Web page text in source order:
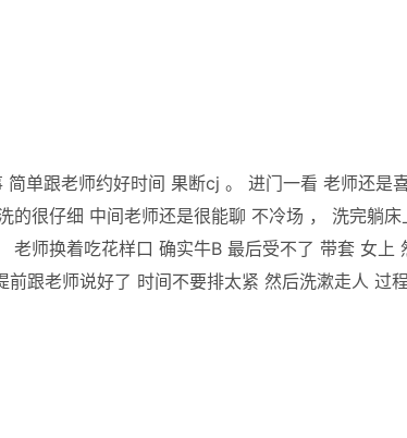
单跟老师约好时间 果断cj 。 进门一看 老师还是
的很仔细 中间老师还是很能聊 不冷场 ， 洗完躺床
老师换着吃花样口 确实牛B 最后受不了 带套 女上
跟老师说好了 时间不要排太紧 然后洗漱走人 过